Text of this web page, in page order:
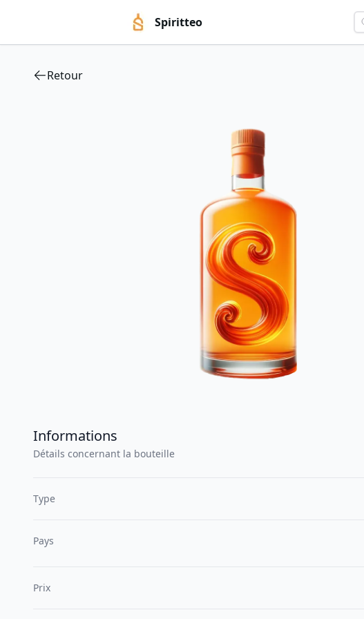
Spiritteo
Retour
Informations
Détails concernant la bouteille
Type
Pays
Prix